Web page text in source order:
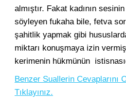
almıştır. Fakat kadının
söyleyen fukaha bile, fetva
şahitlik yapmak gibi
miktarı konuşmaya izin
kerimenin hükmünün
Benzer Suallerin Cevaplarını
Tıklayınız.